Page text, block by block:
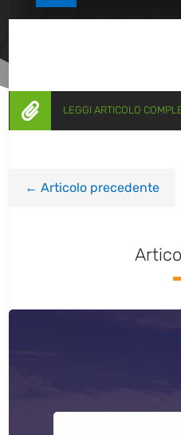
 LEGGI ARTICOLO
←Articolo precedente